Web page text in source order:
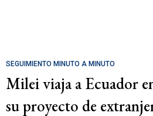
SEGUIMIENTO MINUTO A MINUTO
Milei viaja a Ecuador
su proyecto de